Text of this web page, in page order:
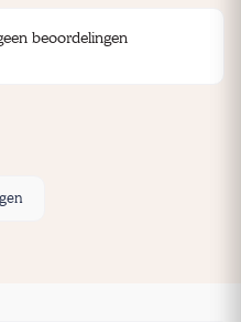
beoordelingen